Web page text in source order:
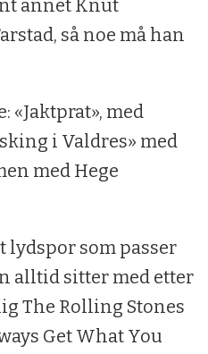
annet Knut
så noe må han
«Jaktprat», med
i Valdres» med
med Hege
lydspor som passer
alltid sitter med etter
The Rolling Stones
Get What You